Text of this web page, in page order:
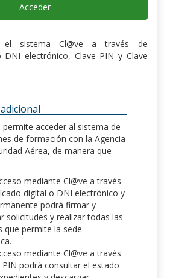
Acceder
el sistema Cl@ve a través de
electrónico, Clave PIN y Clave
permite acceder al sistema de
de formación con la Agencia
Aérea, de manera que
mediante Cl@ve a través
digital o DNI electrónico y
podrá firmar y
solicitudes y realizar todas las
que permite la sede
mediante Cl@ve a través
PIN podrá consultar el estado